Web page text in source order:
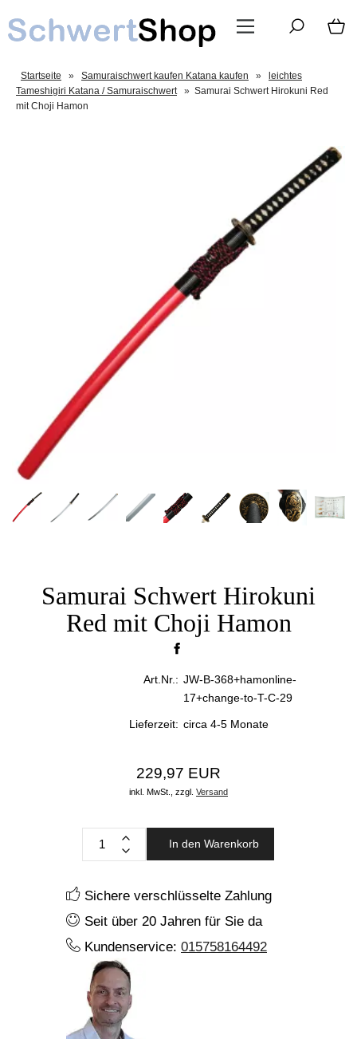
Startseite » Samuraischwert kaufen Katana kaufen »
leichtes
Tameshigiri Katana / Samuraischwert
» Samurai Schwert Hirokuni Red
mit Choji Hamon
Samurai Schwert Hirokuni
Red mit Choji Hamon
Art.Nr.: JW-B-368+hamonline-
17+change-to-T-C-29
Lieferzeit: circa 4-5 Monate
229,97 EUR
inkl. MwSt., zzgl. Versand
In den Warenkorb
Sichere verschlüsselte Zahlung
Seit über 20 Jahren für Sie da
Kundenservice: 015758164492